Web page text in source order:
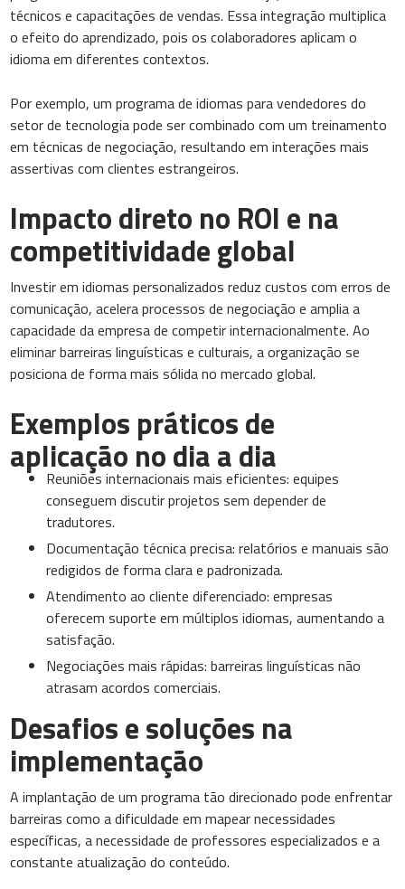
técnicos e capacitações de vendas. Essa integração multiplica
o efeito do aprendizado, pois os colaboradores aplicam o
idioma em diferentes contextos.
Por exemplo, um programa de idiomas para vendedores do
setor de tecnologia pode ser combinado com um treinamento
em técnicas de negociação, resultando em interações mais
assertivas com clientes estrangeiros.
Impacto direto no ROI e na
competitividade global
Investir em idiomas personalizados reduz custos com erros de
comunicação, acelera processos de negociação e amplia a
capacidade da empresa de competir internacionalmente. Ao
eliminar barreiras linguísticas e culturais, a organização se
posiciona de forma mais sólida no mercado global.
Exemplos práticos de
aplicação no dia a dia
Reuniões internacionais mais eficientes: equipes
conseguem discutir projetos sem depender de
tradutores.
Documentação técnica precisa: relatórios e manuais são
redigidos de forma clara e padronizada.
Atendimento ao cliente diferenciado: empresas
oferecem suporte em múltiplos idiomas, aumentando a
satisfação.
Negociações mais rápidas: barreiras linguísticas não
atrasam acordos comerciais.
Desafios e soluções na
implementação
A implantação de um programa tão direcionado pode enfrentar
barreiras como a dificuldade em mapear necessidades
específicas, a necessidade de professores especializados e a
constante atualização do conteúdo.